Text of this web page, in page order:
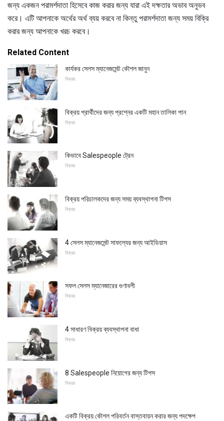
জন্য একজন পরামর্শদাতা হিসেবে কাজ করার জন্য যারা এই দক্ষতার অভাব অনুভব
করে। এটি আপনাকে অর্থের অর্থ ব্যয় করবে না কিন্তু পরামর্শদাতা জন্য সময় বিক্রি
করার জন্য আপনাকে খরচ করবে।
Related Content
কার্যকর সেলস ম্যানেজমেন্ট কৌশল জানুন
বিক্রয়
বিক্রয় প্রার্থীদের জন্য প্রশ্নের একটি মহান তালিকা পান
বিক্রয়
কিভাবে Salespeople ট্রেন
বিক্রয়
বিক্রয় পরিচালকদের জন্য সময় ব্যবস্থাপনা টিপস
বিক্রয়
4 সেলস ম্যানেজমেন্ট সাফল্যের জন্য আইডিয়াস
বিক্রয়
সফল সেলস ম্যানেজারের গুণাবলী
বিক্রয়
4 সাধারণ বিক্রয় ব্যবস্থাপনা বাধা
বিক্রয়
8 Salespeople নিয়োগের জন্য টিপস
বিক্রয়
একটি বিক্রয় কৌশল পরিবর্তন বাস্তবায়ন করার জন্য পদক্ষেপ